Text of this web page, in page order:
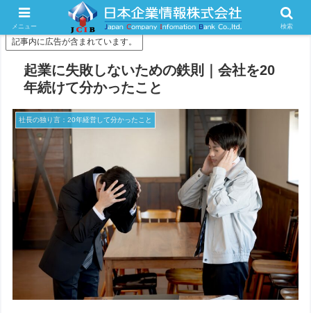
情報を知財にして企業価値を最大化
記事内に広告が含まれています。
起業に失敗しないための鉄則｜会社を20
年続けて分かったこと
社長の独り言：20年経営して分かったこと
メニュー 検索